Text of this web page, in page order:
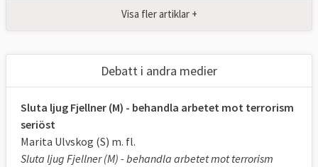
Visa fler artiklar +
Debatt i andra medier
Sluta ljug Fjellner (M) - behandla arbetet mot terrorism
seriöst
Marita Ulvskog (S) m. fl.
Sluta ljug Fjellner (M) - behandla arbetet mot terrorism